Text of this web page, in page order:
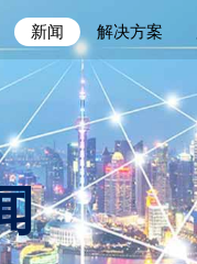
新闻 解决方案